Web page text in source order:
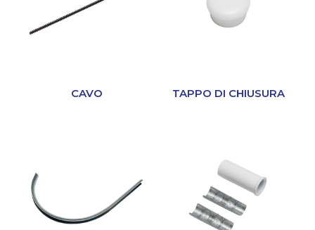
CAVO TAPPO DI CHIUSURA